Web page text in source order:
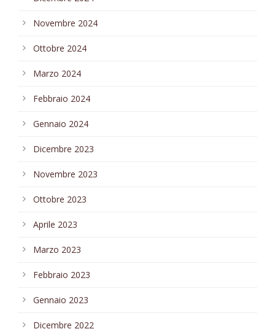
Novembre 2024
Ottobre 2024
Marzo 2024
Febbraio 2024
Gennaio 2024
Dicembre 2023
Novembre 2023
Ottobre 2023
Aprile 2023
Marzo 2023
Febbraio 2023
Gennaio 2023
Dicembre 2022